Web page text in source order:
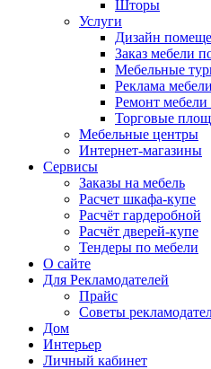
Шторы
Услуги
Дизайн
Заказ мебели
Мебельные
Реклама мебели
Ремонт мебели
Торговые
Мебельные центры
Интернет-магазины
Сервисы
Заказы на мебель
Расчет шкафа-купе
Расчёт гардеробной
Расчёт дверей-купе
Тендеры по мебели
О сайте
Для Рекламодателей
Прайс
Советы
Дом
Интерьер
Личный кабинет